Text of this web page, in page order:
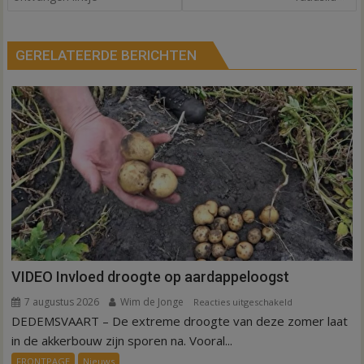
GERELATEERDE BERICHTEN
VIDEO Invloed droogte op aardappeloogst
7 augustus 2026 Wim de Jonge Reacties uitgeschakeld
VIDEO
DEDEMSVAART – De extreme droogte van deze zomer laat
in de akkerbouw zijn sporen na. Vooral...
FRONTPAGE Nieuws